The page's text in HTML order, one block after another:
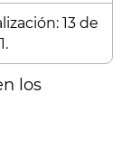
13 de
los